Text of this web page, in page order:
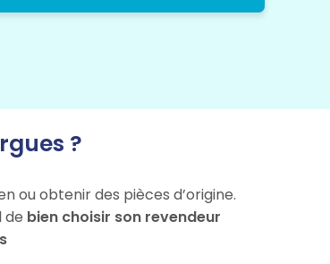
?
ou obtenir des pièces d’origine.
de bien choisir son revendeur